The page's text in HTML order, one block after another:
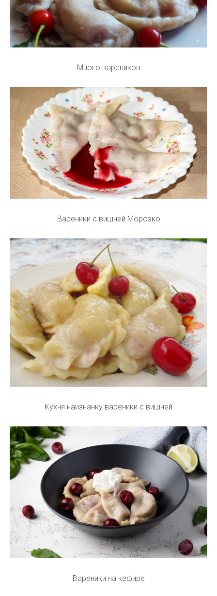
Много вареников
Вареники с вишней Морозко
Кухня наизнанку вареники с вишней
Вареники на кефире